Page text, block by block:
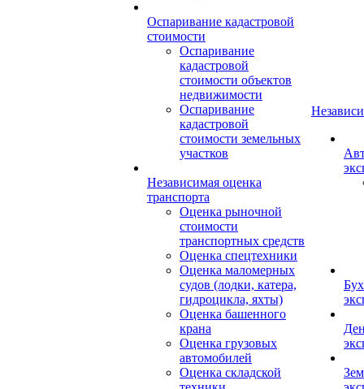
Оспаривание кадастровой
стоимости
Оспаривание
кадастровой
стоимости объектов
недвижимости
Оспаривание
кадастровой
стоимости земельных
участков
Независимая оценка
транспорта
Оценка рыночной
стоимости
транспортных средств
Оценка спецтехники
Оценка маломерных
судов (лодки, катера,
гидроцикла, яхты)
Оценка башенного
крана
Оценка грузовых
автомобилей
Оценка складской